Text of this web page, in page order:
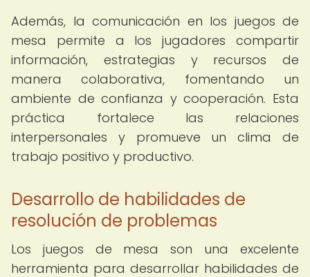
Además, la comunicación en los juegos de
mesa permite a los jugadores compartir
información, estrategias y recursos de
manera colaborativa, fomentando un
ambiente de confianza y cooperación. Esta
práctica fortalece las relaciones
interpersonales y promueve un clima de
trabajo positivo y productivo.
Desarrollo de habilidades de
resolución de problemas
Los juegos de mesa son una excelente
herramienta para desarrollar habilidades de